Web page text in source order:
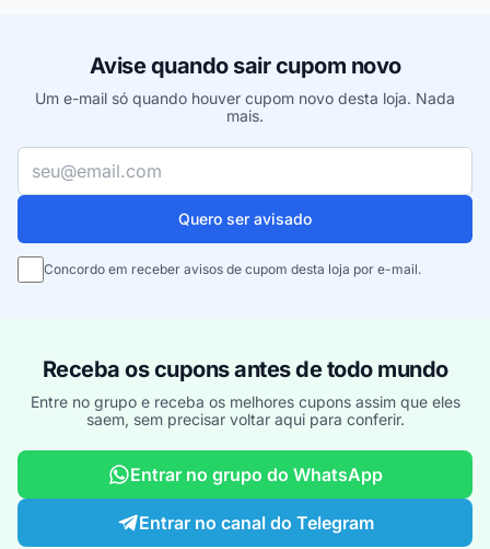
Avise quando sair cupom novo
Um e-mail só quando houver cupom novo desta loja. Nada
mais.
Seu e-mail
Quero ser avisado
Concordo em receber avisos de cupom desta loja por e-mail.
Receba os cupons antes de todo mundo
Entre no grupo e receba os melhores cupons assim que eles
saem, sem precisar voltar aqui para conferir.
Entrar no grupo do WhatsApp
Entrar no canal do Telegram